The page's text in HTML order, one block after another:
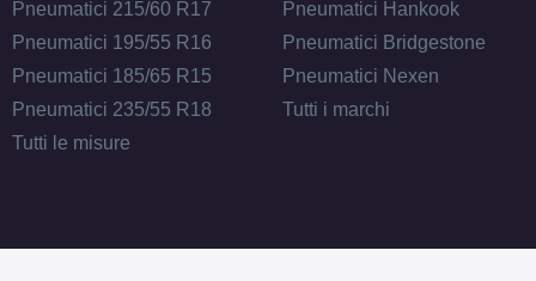
Pneumatici 215/60 R17
Pneumatici 195/55 R16
Pneumatici 185/65 R15
Pneumatici 235/55 R18
Tutti le misure
Pneumatici Hankook
Pneumatici Bridgestone
Pneumatici Nexen
Tutti i marchi